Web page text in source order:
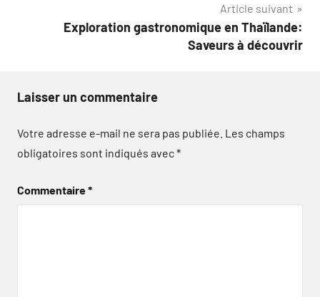
Article suivant
Exploration gastronomique en Thaïlande:
Saveurs à découvrir
Laisser un commentaire
Votre adresse e-mail ne sera pas publiée. Les champs
obligatoires sont indiqués avec*
Commentaire*